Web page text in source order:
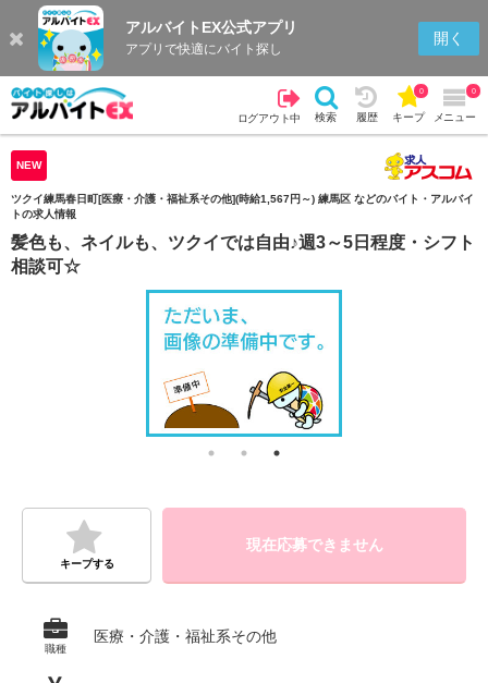
アルバイトEX公式アプリ
アプリで快適にバイト探し
開く
ログアウト中 検索 履歴 キープ
0
メニュー
0
検索 履歴
NEW
ツクイ練馬春日町[医療・介護・福祉系その他](時給1,567円～) 練馬区 などのバイト・アルバイ
トの求人情報
髪色も、ネイルも、ツクイでは自由♪週3～5日程度・シフト
相談可☆
キープする
現在応募できません
職種
医療・介護・福祉系その他